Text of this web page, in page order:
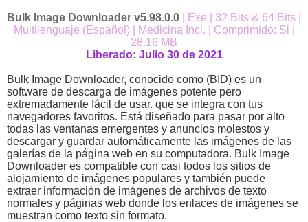
Bulk Image Downloader v5.98.0.0
| Exe | 32 Bits & 64 Bits |
Multilenguaje (Español) | Medicina Incl. | Comprimido: Si |
28.16 MB
Liberado: Julio 30 de 2021
Bulk Image Downloader, conocido como (BID) es un
software de descarga de imágenes potente pero
extremadamente fácil de usar. que se integra con tus
navegadores favoritos. Está diseñado para pasar por alto
todas las ventanas emergentes y anuncios molestos y
descargar y guardar automáticamente las imágenes de las
galerías de la página web en su computadora. Bulk Image
Downloader es compatible con casi todos los sitios de
alojamiento de imágenes populares y también puede
extraer información de imágenes de archivos de texto
normales y páginas web donde los enlaces de imágenes se
muestran como texto sin formato.